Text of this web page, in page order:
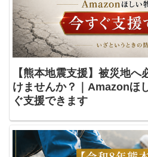
【熊本地震支援】被災地へ
けませんか？｜Amazonほ
ぐ支援できます